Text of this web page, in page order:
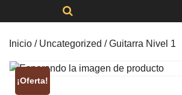
Inicio / Uncategorized / Guitarra Nivel 1
¡Oferta!